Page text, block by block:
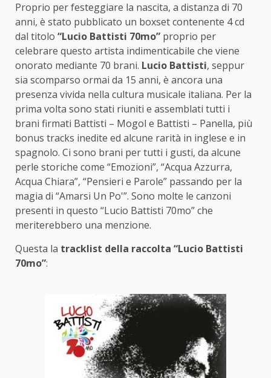
Proprio per festeggiare la nascita, a distanza di 70
anni, è stato pubblicato un boxset contenente 4 cd
dal titolo “Lucio Battisti 70mo” proprio per
celebrare questo artista indimenticabile che viene
onorato mediante 70 brani. Lucio Battisti, seppur
sia scomparso ormai da 15 anni, è ancora una
presenza vivida nella cultura musicale italiana. Per la
prima volta sono stati riuniti e assemblati tutti i
brani firmati Battisti – Mogol e Battisti – Panella, più
bonus tracks inedite ed alcune rarità in inglese e in
spagnolo. Ci sono brani per tutti i gusti, da alcune
perle storiche come “Emozioni”, “Acqua Azzurra,
Acqua Chiara”, “Pensieri e Parole” passando per la
magia di “Amarsi Un Po'”. Sono molte le canzoni
presenti in questo “Lucio Battisti 70mo” che
meriterebbero una menzione.
Questa la tracklist della raccolta “Lucio Battisti
70mo”: